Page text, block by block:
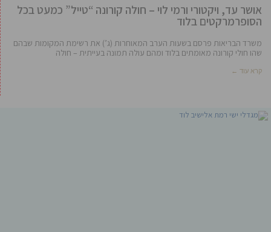
אושר עד, ויקטורי ורמי לוי – חולה קורונה “טייל” כמעט בכל
הסופרמרקטים בלוד
משרד הבריאות פרסם בשעות הערב המאוחרות (ג’) את רשימת המקומות שבהם
שהו חולי קורונה מאומתים בלוד ומהם עולה תמונה בעייתית – חולה
קרא עוד ←